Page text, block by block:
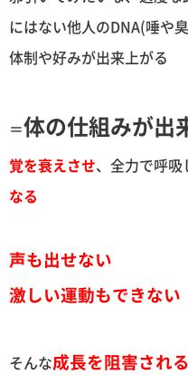
にはない他人のDNA(唾や
体制や好みが出来上がる
＝体の仕組みが出
覚を衰えさせ、全力で呼
なる
声も出せない
激しい運動もできない
そんな成長を阻害され